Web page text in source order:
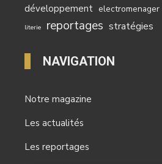
développement electromenager
literie reportages stratégies
NAVIGATION
Notre magazine
Les actualités
Les reportages